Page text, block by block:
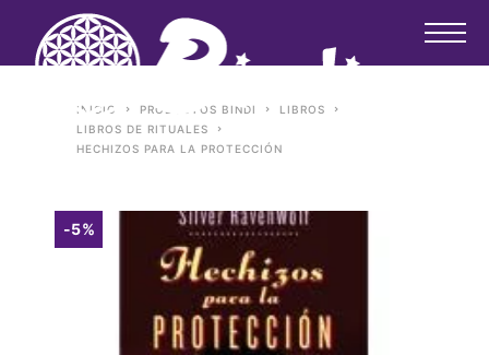
INICIO PRODUCTOS BINDI
LIBROS
LIBROS DE RITUALES
HECHIZOS PARA LA PROTECCIÓN
-5%